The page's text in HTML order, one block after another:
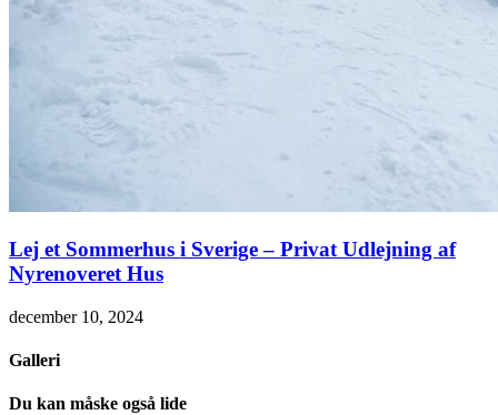
Lej et Sommerhus i Sverige – Privat Udlejning af
Nyrenoveret Hus
december 10, 2024
Galleri
Du kan måske også lide